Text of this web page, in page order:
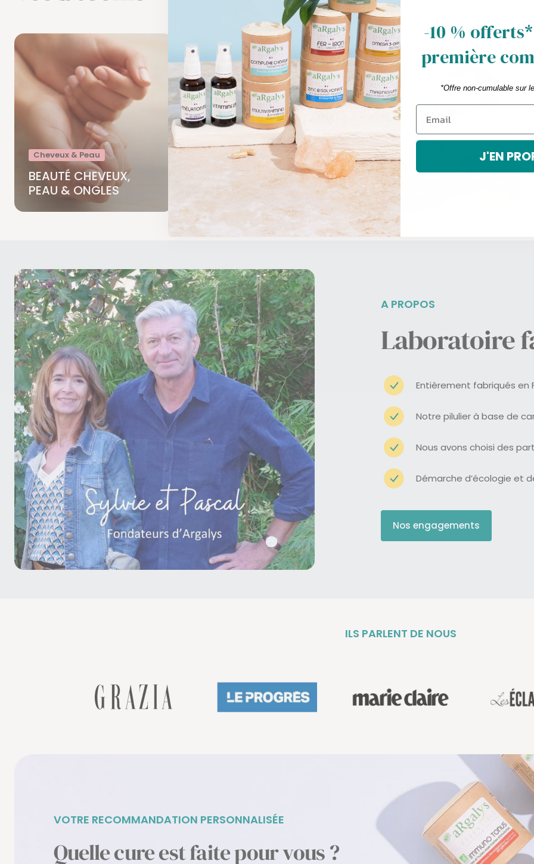
Cheveux & Peau
BEAUTÉ CHEVEUX,
PEAU & ONGLES
Digestion
DIGESTION & FLORE
INTESTINALE
Sommeil
STRESS, ANXIÉTÉ &
SOMMEIL
A PROPOS
Laboratoire
Entièrement fabriqués
Notre pilulier à base de
Nous avons choisi des
Démarche d’écologie et
Nos engagements
ILS PARLENT DE NOUS
VOTRE RECOMMANDATION PERSONNALISÉE
Quelle cure est faite pour vous ?
-10 %
première
*Offre non-cumulable sur
J'EN